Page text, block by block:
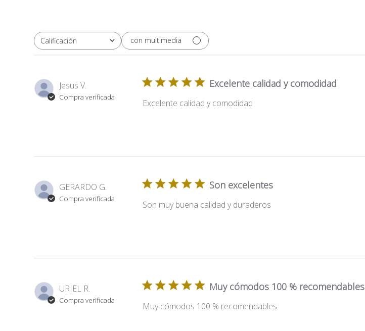
Calificación
Todas las clasificaciones con multimedia
Jesus V.
Compra verificada
Excelente calidad y comodidad
Excelente calidad y comodidad
GERARDO G.
Compra verificada
Son excelentes
Son muy buena calidad y duraderos
URIEL R.
Compra verificada
Muy cómodos 100 % recomendables
Muy cómodos 100 % recomendables